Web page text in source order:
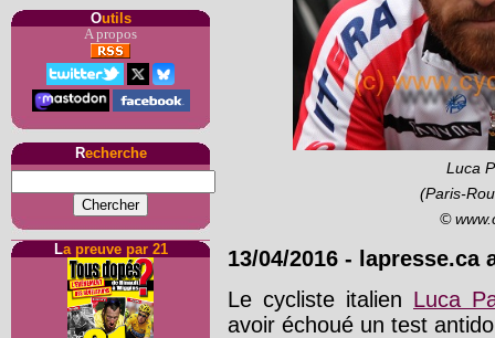
Outils
A propos
Recherche
La preuve par 21
Luca
(Paris-
©
13/04/2016 - lapresse.ca
Le cycliste italien Luca
avoir échoué un test